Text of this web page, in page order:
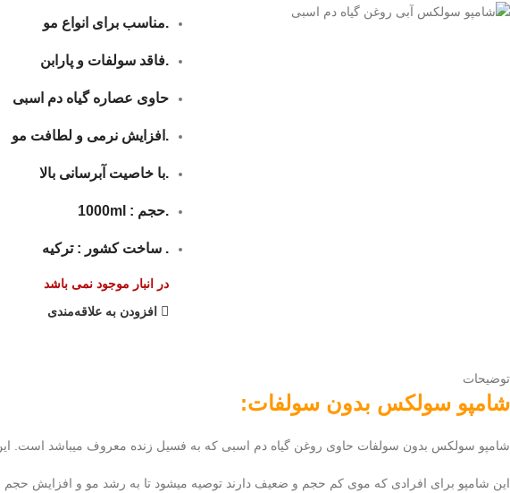
.مناسب برای انواع مو
.فاقد سولفات و پارابن
حاوی عصاره گیاه دم اسبی
.افزایش نرمی و لطافت مو
.با خاصیت آبرسانی بالا
.حجم : 1000ml
. ساخت کشور : ترکیه
در انبار موجود نمی باشد
افزودن به علاقه‌مندی
توضیحات
شامپو سولکس بدون سولفات:
شامپو سولکس بدون سولفات حاوی روغن گیاه دم اسبی که به فسیل زنده معروف میباشد است.
این شامپو برای افرادی که موی کم حجم و ضعیف دارند توصیه میشود تا به رشد مو و افزایش